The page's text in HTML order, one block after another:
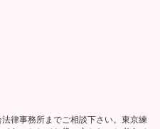
律事務所までご相談下さい。東京練